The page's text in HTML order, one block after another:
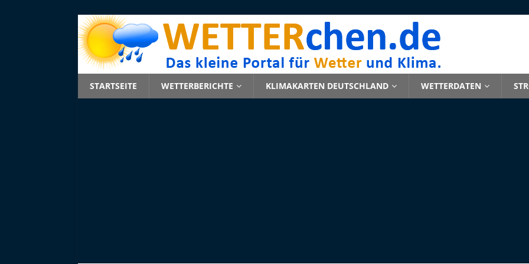
STARTSEITE WETTERBERICHTE KLIMAKARTEN DEUTSCHLAND WETTERDATEN